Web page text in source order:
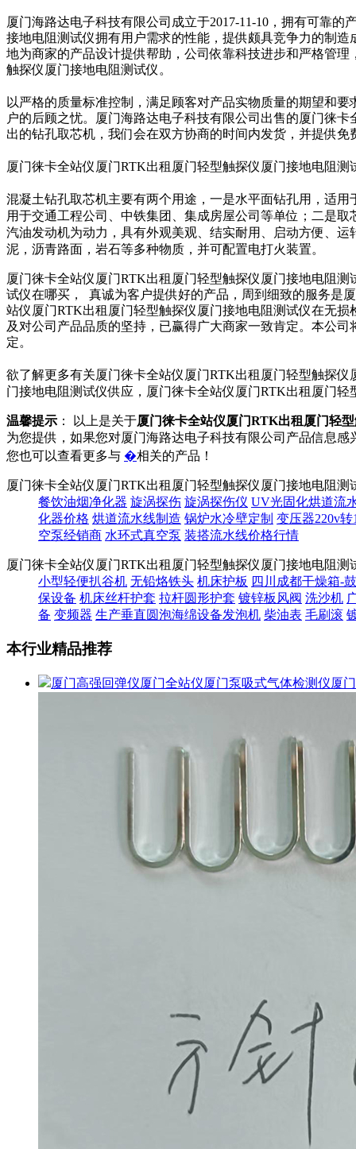
厦门海路达电子科技有限公司成立于2017-11-10，拥有可靠
接地电阻测试仪拥有用户需求的性能，提供颇具竞争力的制
地为商家的产品设计提供帮助，公司依靠科技进步和严格管
触探仪厦门接地电阻测试仪。
以严格的质量标准控制，满足顾客对产品实物质量的期望和
户的后顾之忧。厦门海路达电子科技有限公司出售的厦门徕
出的钻孔取芯机，我们会在双方协商的时间内发货，并提供免
厦门徕卡全站仪厦门RTK出租厦门轻型触探仪厦门接地电阻测
混凝土钻孔取芯机主要有两个用途，一是水平面钻孔用，适
用于交通工程公司、中铁集团、集成房屋公司等单位；二是
汽油发动机为动力，具有外观美观、结实耐用、启动方便、
泥，沥青路面，岩石等多种物质，并可配置电打火装置。
厦门徕卡全站仪厦门RTK出租厦门轻型触探仪厦门接地电阻
试仪在哪买， 真诚为客户提供好的产品，周到细致的服务是
站仪厦门RTK出租厦门轻型触探仪厦门接地电阻测试仪在无
及对公司产品品质的坚持，已赢得广大商家一致肯定。本公
定。
欲了解更多有关厦门徕卡全站仪厦门RTK出租厦门轻型触探
门接地电阻测试仪供应，厦门徕卡全站仪厦门RTK出租厦门
温馨提示 ： 以上是关于厦门徕卡全站仪厦门RTK出租厦门轻
为您提供，如果您对厦门海路达电子科技有限公司产品信息感
您也可以查看更多与 �相关的产品！
厦门徕卡全站仪厦门RTK出租厦门轻型触探仪厦门接地电阻测
餐饮油烟净化器 旋涡探伤 旋涡探伤仪 UV光固化烘道流
化器价格 烘道流水线制造 锅炉水冷壁定制 变压器220v转
空泵经销商 水环式真空泵 装搭流水线价格行情
厦门徕卡全站仪厦门RTK出租厦门轻型触探仪厦门接地电阻测
小型轻便扒谷机 无铅烙铁头 机床护板 四川成都干燥箱-
保设备 机床丝杆护套 拉杆圆形护套 镀锌板风阀 洗沙机
备 变频器 生产垂直圆泡海绵设备发泡机 柴油表 毛刷滚
本行业精品推荐
厦门高强回弹仪厦门全站仪厦门泵吸式气体检测仪厦